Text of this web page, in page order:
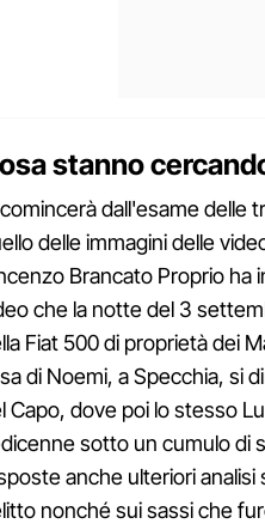
stanno
dall'esame delle
delle immagini delle
Brancato Proprio ha
che la notte del 3
Fiat 500 di proprietà dei
di Noemi, a Specchia, si
Capo, dove poi lo stesso
sotto un cumulo di
anche ulteriori
nonché sui sassi che